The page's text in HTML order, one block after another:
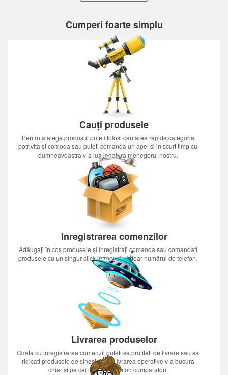
Cumperi foarte simplu
Cauți produsele
Pentru a alege produsul puteti folosi cautarea rapida,categoria
potrivita si comoda sau puteti comanda un apel si in scurt timp cu
dumneavoastra v-a lua legatura menegerul nostru.
Inregistrarea comenzilor
Adăugați în coș produsele și înregistrați comanda sau comandați
produsele cu un singur click introducînd doar numărul de telefon.
Livrarea produselor
Odata cu inregistrarea comenzii puteti sa profitati de livrare sau sa
ridicati produsele de sinestatator.Livrarea operative v-a bucura
chiar si pe cei mai nerabdatori cumparatori.